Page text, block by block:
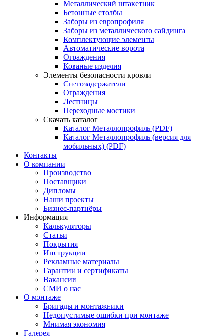
Металлический штакетник
Бетонные столбы
Заборы из европрофиля
Заборы из металлического сайдинга
Комплектующие элементы
Автоматические ворота
Ограждения
Кованые изделия
Элементы безопасности кровли
Снегозадержатели
Ограждения
Лестницы
Переходные мостики
Скачать каталог
Каталог Металлопрофиль (PDF)
Каталог Металлопрофиль (версия для
мобильных) (PDF)
Контакты
О компании
Производство
Поставщики
Дипломы
Наши проекты
Бизнес-партнёры
Информация
Калькуляторы
Статьи
Покрытия
Инструкции
Рекламные материалы
Гарантии и сертификаты
Вакансии
СМИ о нас
О монтаже
Бригады и монтажники
Недопустимые ошибки при монтаже
Мнимая экономия
Галерея